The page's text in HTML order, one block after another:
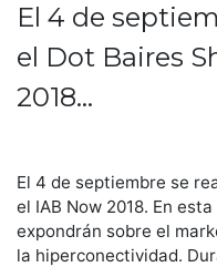
El 4 de
el Dot Baires
2018...
El 4 de septiembre se
el IAB Now 2018. En
expondrán sobre el
la hiperconectividad.